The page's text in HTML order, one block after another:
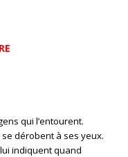
qui l’entourent.
dérobent à ses yeux.
indiquent quand